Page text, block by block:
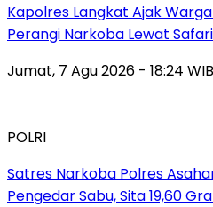
Kapolres Langkat Ajak
Perangi Narkoba Lewat
Jumat, 7 Agu 2026 - 18:24 WIB
POLRI
Satres Narkoba Polres
Pengedar Sabu, Sita 19,60